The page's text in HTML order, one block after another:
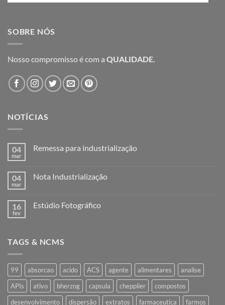
SOBRE NÓS
Nosso compromisso é com a QUALIDADE.
NOTÍCIAS
04
mar
Remessa para industrialização
Remessa
04
mar
Nota Industrialização
Nota
16
fev
Estúdio Fotográfico
Fotográfico
TAGS & NCMS
99 absorcao acido ACS agente alimentares
analise
APIs
ativo bherzog capsula chepplier
compostos
desenvolvimento
dispersão extratos farmaceutica farmos